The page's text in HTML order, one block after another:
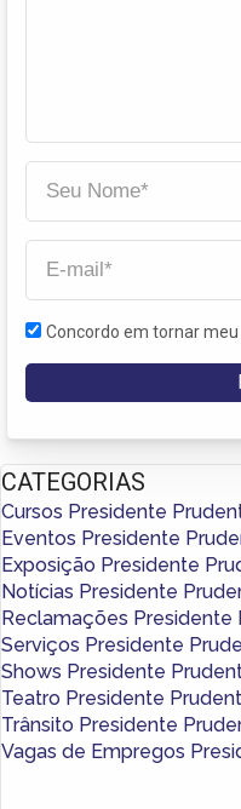
Concordo em tornar
CATEGORIAS
Cursos Presidente
Eventos Presidente
Exposição Presidente
Notícias Presidente
Reclamações Presidente
Serviços Presidente
Shows Presidente
Teatro Presidente
Trânsito Presidente
Vagas de Empregos